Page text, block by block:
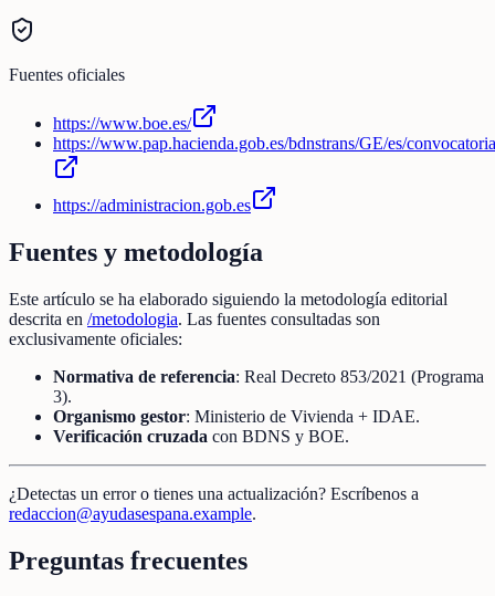
Fuentes oficiales
https://www.boe.es/
https://www.pap.hacienda.gob.es/bdnstrans/GE/es/
https://administracion.gob.es
Fuentes y metodología
Este artículo se ha elaborado siguiendo la metodología editorial
descrita en /metodologia. Las fuentes consultadas son
exclusivamente oficiales:
Normativa de referencia: Real Decreto 853/2021 (Programa
3).
Organismo gestor: Ministerio de Vivienda + IDAE.
Verificación cruzada con BDNS y BOE.
¿Detectas un error o tienes una actualización? Escríbenos a
redaccion@ayudasespana.example.
Preguntas frecuentes